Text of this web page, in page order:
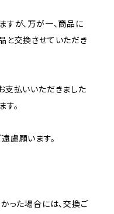
すが、万が一、商品に
と交換させていただき
支払いいただきました
。
慮願います。
った場合には、交換ご